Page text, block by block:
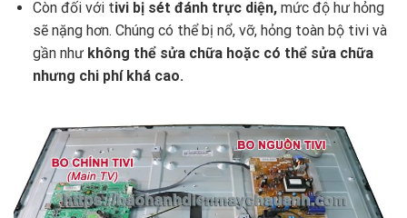
Còn đối với tivi bị sét đánh trực diện,mức độ hư hỏng
sẽ nặng hơn. Chúng có thể bị nổ, vỡ, hỏng toàn bộ tivi và
gần như không thể sửa chữa hoặc có thể sửa chữa
nhưng chi phí khá cao.